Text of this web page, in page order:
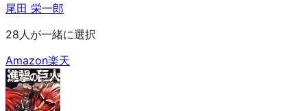
尾田 栄一郎
28人が一緒に選択
Amazon楽天